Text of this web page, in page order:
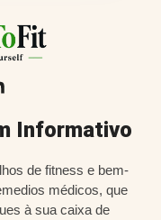
Informativo
de fitness e bem-
médicos, que
à sua caixa de